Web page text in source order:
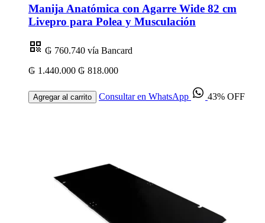
Manija Anatómica con Agarre Wide 82 cm
Livepro para Polea y Musculación
₲ 760.740 vía Bancard
₲ 1.440.000 ₲ 818.000
Agregar al carrito Consultar en WhatsApp 43% OFF